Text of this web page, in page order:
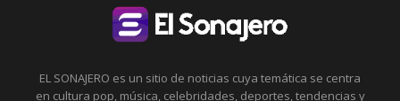
EL SONAJERO es un sitio de noticias cuya temática se centra
en cultura pop, música, celebridades, deportes, tendencias y